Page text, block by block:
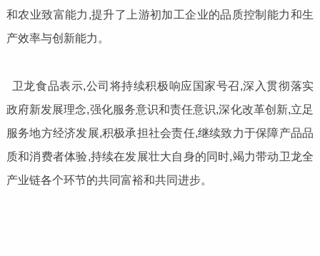
和农业致富能力,提升了上游初加工企业的品质控制能力和生
产效率与创新能力。
卫龙食品表示,公司将持续积极响应国家号召,深入贯彻落实
政府新发展理念,强化服务意识和责任意识,深化改革创新,立足
服务地方经济发展,积极承担社会责任,继续致力于保障产品品
质和消费者体验,持续在发展壮大自身的同时,竭力带动卫龙全
产业链各个环节的共同富裕和共同进步。